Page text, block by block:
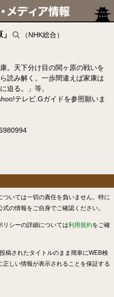
（NHK総合）
。天下分け目の関ヶ原の戦いを
読み解く。一歩間違えば家康は
迫る。」等。
テレビ.Gガイドを参照願いま
いては一切の責任を負いません。特に
の情報をご自身でご確認ください。
リシーの詳細については利用規約をご確
稿されたタイトルのまま簡単にWEB検
しい情報が表示されることを保証する